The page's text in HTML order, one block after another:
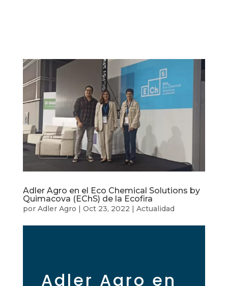
Adler Agro en el Eco Chemical Solutions by
Quimacova (EChS) de la Ecofira
por Adler Agro | Oct 23, 2022 | Actualidad
Adler Agro en